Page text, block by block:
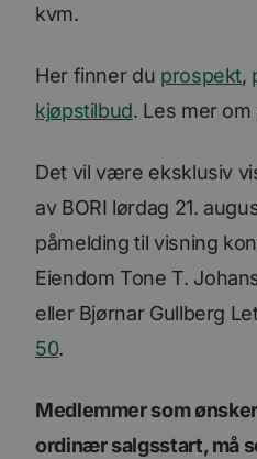
kvm.
Her finner du prospekt,
kjøpstilbud. Les mer
Det vil være eksklusiv
av BORI lørdag 21.
påmelding til visning
Eiendom Tone T.
eller Bjørnar Gullberg
50.
Medlemmer som
ordinær salgsstart, må